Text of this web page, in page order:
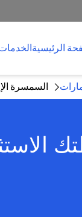
الرئيسية
السمسرة